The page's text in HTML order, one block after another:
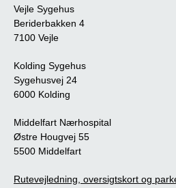
Vejle Sygehus
Beriderbakken 4
7100 Vejle
Kolding Sygehus
Sygehusvej 24
6000 Kolding
Middelfart Nærhospital
Østre Hougvej 55
5500 Middelfart
Rutevejledning, oversigtskort og